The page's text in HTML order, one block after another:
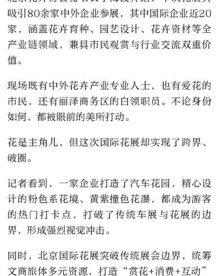
吸引80余家中外企业参展，其中国际企业近20
家，涵盖花卉育种、园艺设计、花卉资材等全
产业链领域，兼具市民观赏与行业交流双重价
值。
现场既有中外花卉产业专业人士，也有爱花的
市民，还有丽泽商务区的白领职员。不论身份
如何，都被眼前的美所打动。
花是主角儿，但这次国际花展却实现了跨界、
破圈。
记者看到，一家企业打造了汽车花园，精心设
计的粉色系花境、黄紫撞色花瀑，都成为游客
的热门打卡点，打破了传统车展与花展的边
界，形成强烈视觉冲击。
同时，北京国际花展突破传统展会边界，统筹
文商旅体多元资源，打造“赏花+消费+互动”